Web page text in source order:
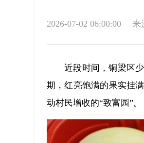
2026-07-02 06:00:00 来
近段时间，铜梁区
期，红亮饱满的果实挂
动村民增收的“致富园”。